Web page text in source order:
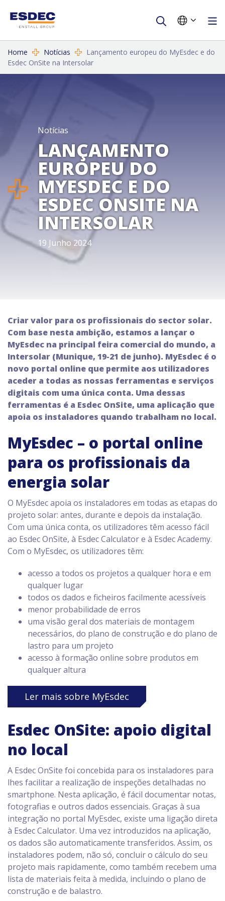
Home Notícias
Lançamento europeu do MyEsdec e do
Esdec OnSite na Intersolar
Notícias
LANÇAMENTO
EUROPEU DO
MYESDEC E DO
ESDEC ONSITE NA
INTERSOLAR
19 Junho 2024
Criar valor para os profissionais do sector solar.
Com base nesta ambição, estamos a lançar o
MyEsdec na principal feira comercial do mundo, a
Intersolar (Munique, 19-21 de junho). MyEsdec é o
novo portal online que permite aos utilizadores
aceder a todas as nossas ferramentas e serviços
digitais com uma única conta. Uma dessas
ferramentas é a Esdec OnSite, uma aplicação que
apoia os instaladores quando trabalham no local.
MyEsdec – o portal online
para os profissionais da
energia solar
O MyEsdec apoia os instaladores em todas as etapas do
projeto solar: antes, durante e depois da instalação.
Com uma única conta, os utilizadores têm acesso fácil
ao Esdec OnSite, à Esdec Calculator e à Esdec Academy.
Com o MyEsdec, os utilizadores têm:
acesso a todos os projetos a qualquer hora e em
qualquer lugar
todos os dados e ficheiros facilmente acessíveis
menor probabilidade de erros
uma visão geral dos materiais de montagem
necessários, do plano de construção e do plano de
lastro para um projeto
acesso à formação online sobre produtos em
qualquer altura
Ler mais sobre MyEsdec
Esdec OnSite: apoio digital
no local
A Esdec OnSite foi concebida para os instaladores para
lhes facilitar a realização de inspeções detalhadas no
smartphone. Nesta aplicação, é fácil documentar notas,
fotografias e outros dados essenciais. Graças à sua
integração no portal MyEsdec, existe uma ligação direta
à Esdec Calculator. Uma vez introduzidos na aplicação,
os dados são automaticamente transferidos. Assim, os
instaladores podem, não só, concluir o cálculo do seu
projeto mais rapidamente, como também recebem uma
lista de materiais feita à medida, incluindo o plano de
construção e de balastro.